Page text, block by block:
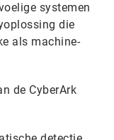
systemen
die
als machine-
de CyberArk